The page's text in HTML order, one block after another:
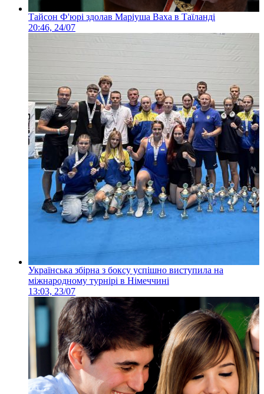
Тайсон Ф'юрі здолав Маріуша Ваха в Таїланді
20:46, 24/07
Українська збірна з боксу успішно виступила на
міжнародному турнірі в Німеччині
13:03, 23/07